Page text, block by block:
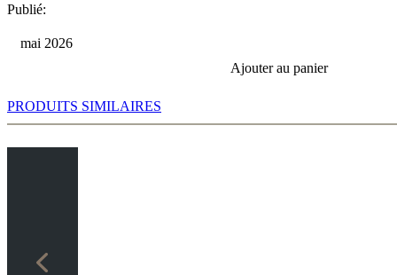
Publié:
mai 2026
Ajouter au panier
PRODUITS SIMILAIRES